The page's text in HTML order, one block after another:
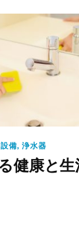
備, 浄水器
健康と